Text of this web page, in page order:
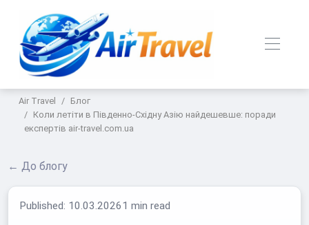
Air Travel
Блог
Коли летіти в Південно-Східну Азію найдешевше: поради
експертів air-travel.com.ua
← До блогу
Published: 10.03.20261 min read